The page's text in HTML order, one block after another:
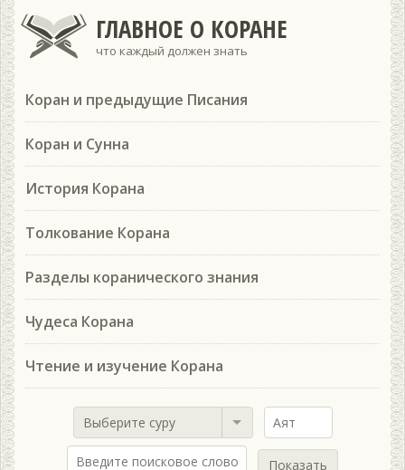
ГЛАВНОЕ О КОРАНЕ
что каждый должен знать
Коран и предыдущие Писания
Коран и Сунна
История Корана
Толкование Корана
Разделы коранического знания
Чудеса Корана
Чтение и изучение Корана
Выберите суру
Показать